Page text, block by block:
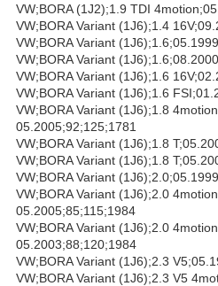
VW;BORA (1J2);1.9 TDI
VW;BORA Variant (1J6);1.4
VW;BORA Variant
VW;BORA Variant
VW;BORA Variant (1J6);1.6
VW;BORA Variant (1J6);1.6
VW;BORA Variant (1J6);1.8
05.2005;92;125;1781
VW;BORA Variant (1J6);1.8
VW;BORA Variant (1J6);1.8
VW;BORA Variant
VW;BORA Variant (1J6);2.0
05.2005;85;115;1984
VW;BORA Variant (1J6);2.0
05.2003;88;120;1984
VW;BORA Variant (1J6);2.3
VW;BORA Variant (1J6);2.3 V5